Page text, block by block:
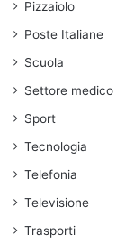
Pizzaiolo
Poste Italiane
Scuola
Settore medico
Sport
Tecnologia
Telefonia
Televisione
Trasporti